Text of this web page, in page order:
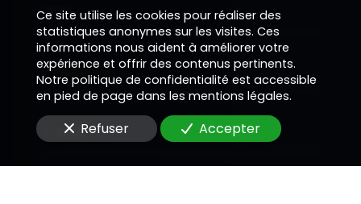
Nom
Téléphone
E-Mail
Ce site utilise les cookies pour réaliser des
statistiques anonymes sur les visites. Ces
informations nous aident à améliorer votre
expérience et offrir des contenus pertinents.
Notre politique de confidentialité est accessible
en pied de page dans les mentions légales.
Refuser Accepter